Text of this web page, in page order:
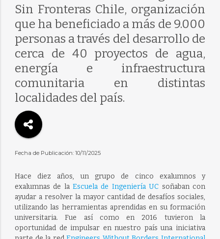
Sin Fronteras Chile, organización
que ha beneficiado a más de 9.000
personas a través del desarrollo de
cerca de 40 proyectos de agua,
energía e infraestructura
comunitaria en distintas
localidades del país.
Fecha de Publicación: 10/11/2025
Hace diez años, un grupo de cinco exalumnos y
exalumnas de laEscuela de Ingeniería UC soñaban con
ayudar a resolver la mayor cantidad de desafíos sociales,
utilizando las herramientas aprendidas en su formación
universitaria. Fue así como en 2016 tuvieron la
oportunidad de impulsar en nuestro país una iniciativa